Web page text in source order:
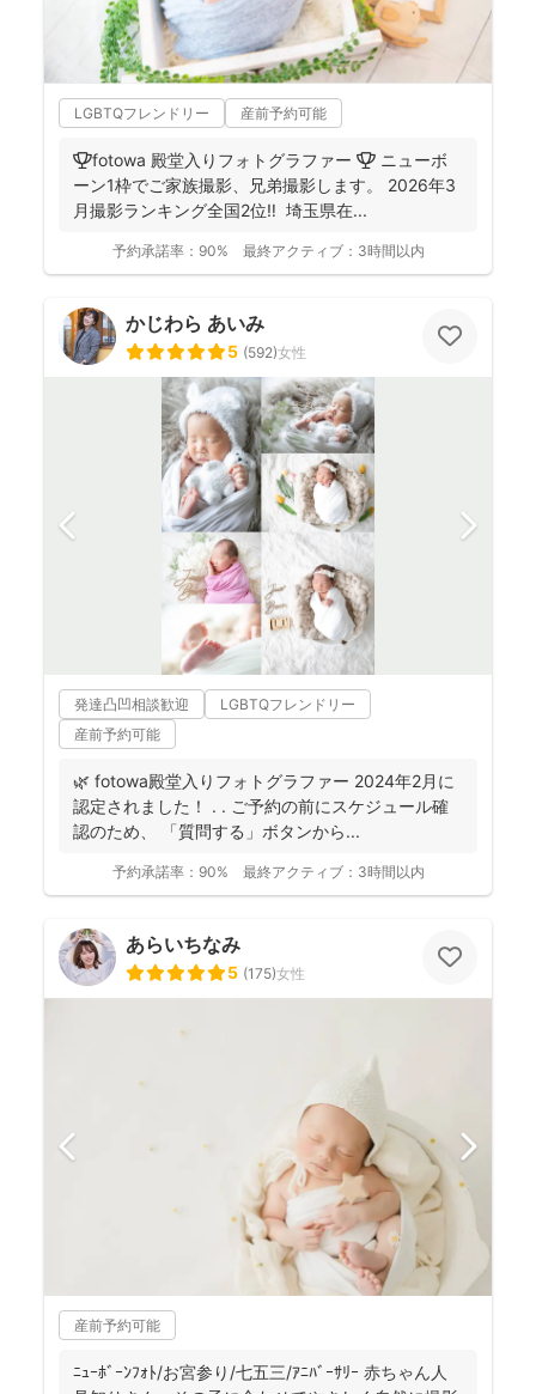
LGBTQフレンドリー 産前予約可能
🏆fotowa 殿堂入りフォトグラファー 🏆 ニューボ
ーン1枠でご家族撮影、兄弟撮影します。 2026年3
月撮影ランキング全国2位‼️ 埼玉県在...
予約承諾率： 90% 最終アクティブ： 3時間以内
かじわら あいみ
5 (592)女性
発達凸凹相談歓迎
LGBTQフレンドリー
産前予約可能
🌿 fotowa殿堂入りフォトグラファー 2024年2月に
認定されました！ . . ご予約の前にスケジュール確
認のため、 「質問する」ボタンから...
予約承諾率： 90% 最終アクティブ： 3時間以内
あらいちなみ
5 (175)女性
産前予約可能
ﾆｭｰﾎﾞｰﾝﾌｫﾄ/お宮参り/七五三/ｱﾆﾊﾞｰｻﾘｰ 赤ちゃん人